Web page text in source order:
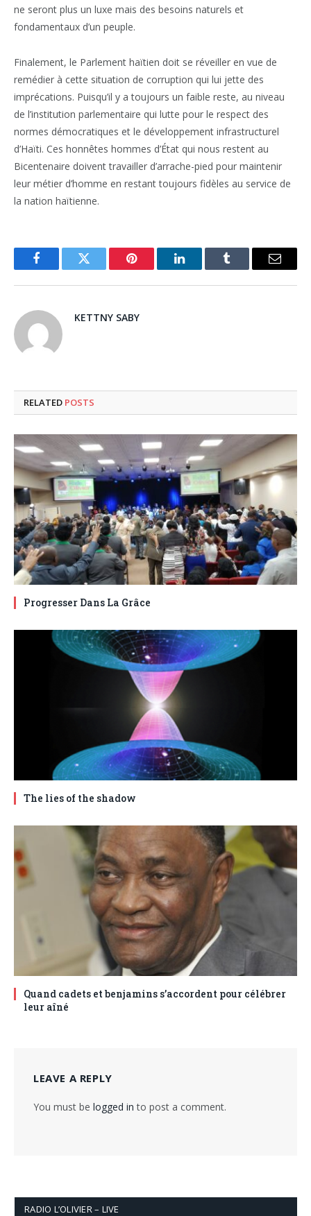
ne seront plus un luxe mais des besoins naturels et
fondamentaux d’un peuple.
Finalement, le Parlement haïtien doit se réveiller en vue de
remédier à cette situation de corruption qui lui jette des
imprécations. Puisqu’il y a toujours un faible reste, au niveau
de l’institution parlementaire qui lutte pour le respect des
normes démocratiques et le développement infrastructurel
d’Haïti. Ces honnêtes hommes d’État qui nous restent au
Bicentenaire doivent travailler d’arrache-pied pour maintenir
leur métier d’homme en restant toujours fidèles au service de
la nation haïtienne.
FacebookTwitter Pinterest LinkedInTumblr Email
KETTNY SABY
RELATED POSTS
Progresser Dans La Grâce
The lies of the shadow
Quand cadets et benjamins s’accordent pour célébrer
leur aîné
LEAVE A REPLY
You must be logged in to post a comment.
RADIO L’OLIVIER – LIVE